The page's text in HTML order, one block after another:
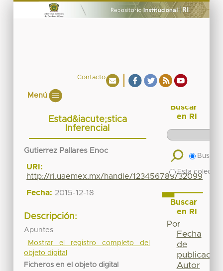
Contacto
Menú
Estad&iacute;stica
Inferencial
Gutierrez Pallares Enoc
URI:
http://ri.uaemex.mx/handle/123456789/32099
Fecha: 2015-12-18
Descripción:
Apuntes
Mostrar el registro completo del
objeto digital
Ficheros en el objeto digital
Buscar
en RI
Buscar
Esta
Buscar
en RI
Por
Fecha
de
publicación
Autor